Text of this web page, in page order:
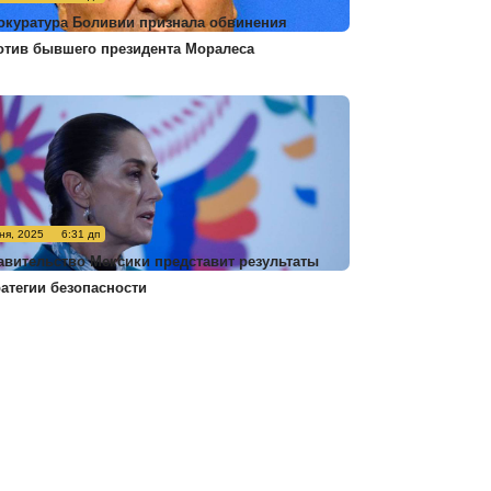
Боливии признала обвинения
бывшего президента Моралеса
2025 6:31 дп
Мексики представит результаты
безопасности